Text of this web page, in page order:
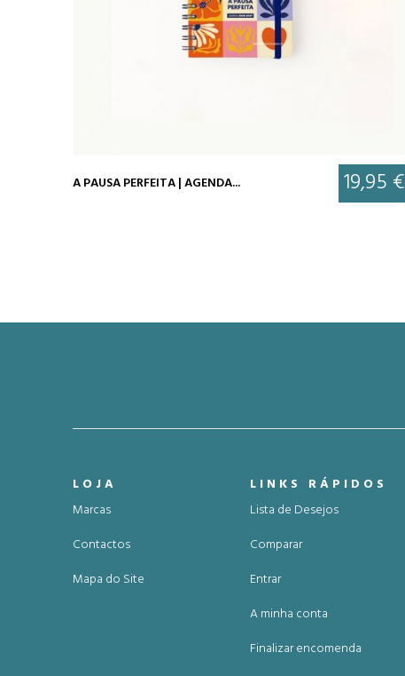
A PAUSA PERFEITA | AGENDA... 19,95 €
LOJA
Marcas
Contactos
Mapa do Site
LINKS RÁPIDOS
Lista de Desejos
Comparar
Entrar
A minha conta
Finalizar encomenda